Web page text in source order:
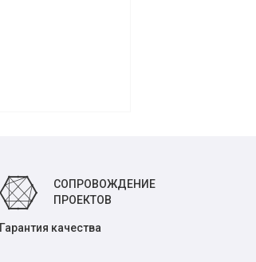
СОПРОВОЖДЕНИЕ
ПРОЕКТОВ
Гарантия качества